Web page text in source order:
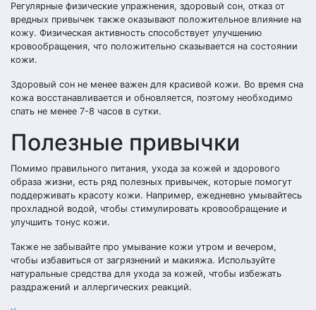
Регулярные физические упражнения, здоровый сон, отказ от
вредных привычек также оказывают положительное влияние на
кожу. Физическая активность способствует улучшению
кровообращения, что положительно сказывается на состоянии
кожи.
Здоровый сон не менее важен для красивой кожи. Во время сна
кожа восстанавливается и обновляется, поэтому необходимо
спать не менее 7-8 часов в сутки.
Полезные привычки
Помимо правильного питания, ухода за кожей и здорового
образа жизни, есть ряд полезных привычек, которые помогут
поддерживать красоту кожи. Например, ежедневно умывайтесь
прохладной водой, чтобы стимулировать кровообращение и
улучшить тонус кожи.
Также не забывайте про умывание кожи утром и вечером,
чтобы избавиться от загрязнений и макияжа. Используйте
натуральные средства для ухода за кожей, чтобы избежать
раздражений и аллергических реакций.